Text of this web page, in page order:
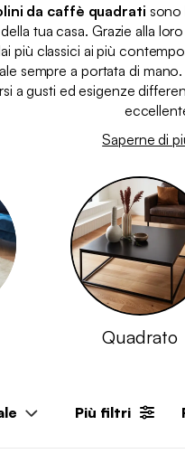
da caffè quadrati sono
tua casa. Grazie alla
più classici ai più
sempre a portata di
a gusti ed esigenze
Saperne di
Quadrato
Più filtri